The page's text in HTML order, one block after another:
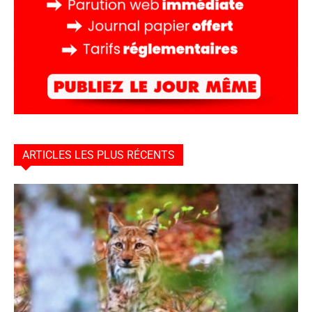
ARTICLES LES PLUS RÉCENTS